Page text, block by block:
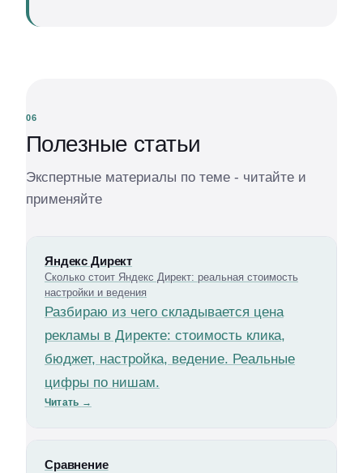
06
Полезные статьи
Экспертные материалы по теме - читайте и
применяйте
Яндекс Директ
Сколько стоит Яндекс Директ: реальная стоимость
настройки и ведения
Разбираю из чего складывается цена
рекламы в Директе: стоимость клика,
бюджет, настройка, ведение. Реальные
цифры по нишам.
Читать →
Сравнение